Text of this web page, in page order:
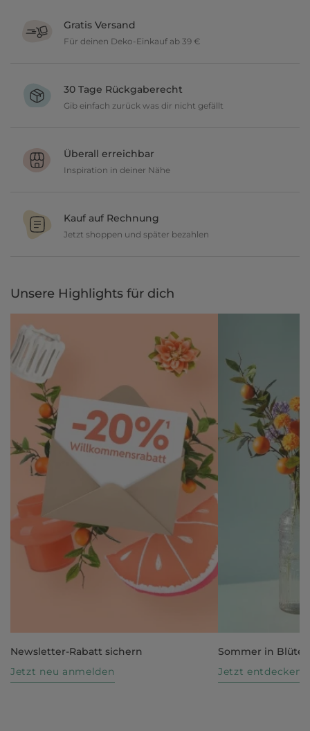
Gratis Versand
Für deinen Deko-Einkauf ab 39 €
30 Tage Rückgaberecht
Gib einfach zurück was dir nicht gefällt
geben dir 30 Tage Zeit etwas zurückzusenden.
Überall erreichbar
Inspiration in deiner Nähe
und lasse dich inspirieren.
Kauf auf Rechnung
Jetzt shoppen und später bezahlen
Unsere Highlights für dich
Newsletter-Rabatt sichern
Jetzt neu anmelden
Sommer in Blüte
Jetzt entdecken